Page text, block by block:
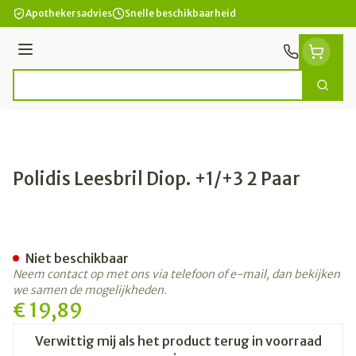
Ga naar de inhoud
Apothekersadvies Snelle beschikbaarheid
Menu
Zoek
Polidis Leesbril Diop. +1/+3 2 Paar
€ 19,89
Verwittig mij als het product terug in voorraad
Niet beschikbaar
Neem contact op met ons via telefoon of e-mail, dan bekijken
we samen de mogelijkheden.